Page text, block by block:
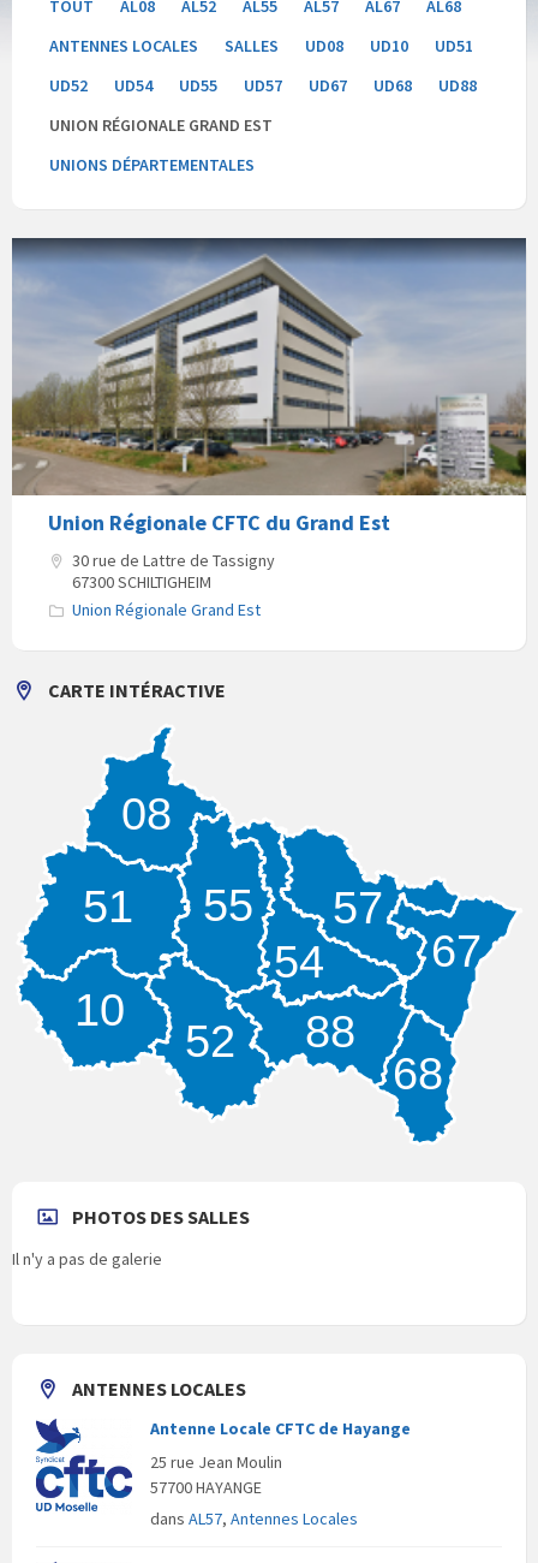
TOUT AL08 AL52 AL55 AL57 AL67
AL68
ANTENNES LOCALES
SALLES UD08 UD10
UD51
UD52
UD54 UD55 UD57 UD67 UD68
UD88
UNION RÉGIONALE GRAND EST
UNIONS DÉPARTEMENTALES
Union Régionale CFTC du Grand Est
30 rue de Lattre de Tassigny
67300 SCHILTIGHEIM
Union Régionale Grand Est
CARTE INTÉRACTIVE
08
51
10
57
55
88
52
54 67
68
PHOTOS DES SALLES
Il n'y a pas de galerie
ANTENNES LOCALES
Antenne Locale CFTC de Hayange
25 rue Jean Moulin
57700 HAYANGE
dans AL57, Antennes Locales